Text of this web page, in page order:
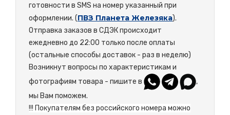
готовности в SMS на номер указанный при
оформлении. (ПВЗ Планета Железяка).
Отправка заказов в СДЭК происходит
ежедневно до 22:00 только после оплаты
(остальные способы доставок - раз в неделю)
Возникнут вопросы по характеристикам и
фотографиям товара - пишите в
,
мы Вам поможем.
!!! Покупателям без российского номера можно